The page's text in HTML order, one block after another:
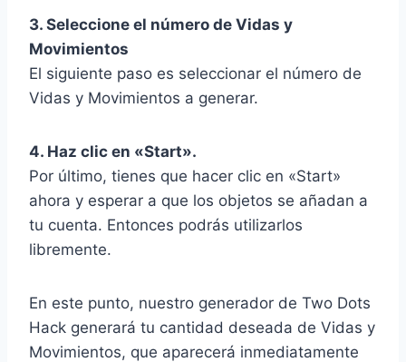
3. Seleccione el número de Vidas y
Movimientos
El siguiente paso es seleccionar el número de
Vidas y Movimientos a generar.
4. Haz clic en «Start».
Por último, tienes que hacer clic en «Start»
ahora y esperar a que los objetos se añadan a
tu cuenta. Entonces podrás utilizarlos
libremente.
En este punto, nuestro generador de Two Dots
Hack generará tu cantidad deseada de Vidas y
Movimientos, que aparecerá inmediatamente